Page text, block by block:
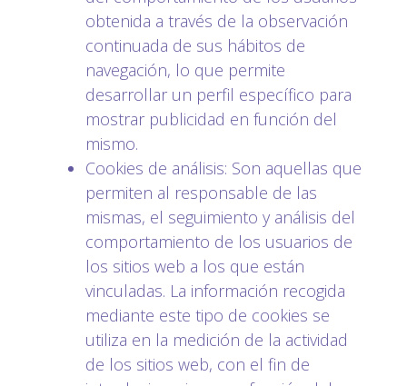
obtenida a través de la observación
continuada de sus hábitos de
navegación, lo que permite
desarrollar un perfil específico para
mostrar publicidad en función del
mismo.
Cookies de análisis: Son aquellas que
permiten al responsable de las
mismas, el seguimiento y análisis del
comportamiento de los usuarios de
los sitios web a los que están
vinculadas. La información recogida
mediante este tipo de cookies se
utiliza en la medición de la actividad
de los sitios web, con el fin de